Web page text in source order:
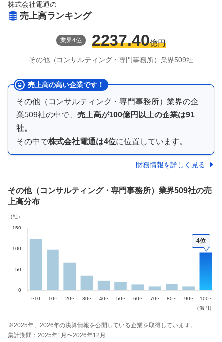
株式会社電通の
売上高ランキング
業界4位 2237.40億円
その他（コンサルティング・専門事務所） 業界509社
売上高の高い企業です！
その他（コンサルティング・専門事務所）業界の企
業509社の中で、 売上高が100億円以上の企業は91
社。
その中で株式会社電通は4位に位置しています。
財務情報を詳しく見る
その他（コンサルティング・専門事務所）業界509社の売
上高分布
4位
※2025年、 2026年の決算情報を公開している企業を取得しています。
集計期間： 2025年1 月〜2026年12 月